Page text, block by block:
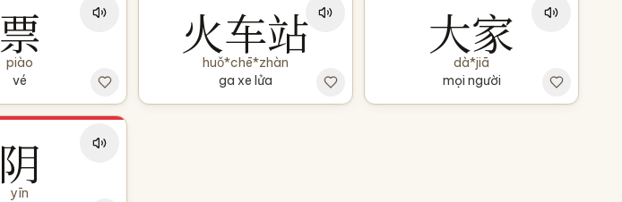
票
piào
vé
火车站
huǒ*chē*zhàn
ga xe lửa
大家
dà*jiā
mọi người
阴
yīn